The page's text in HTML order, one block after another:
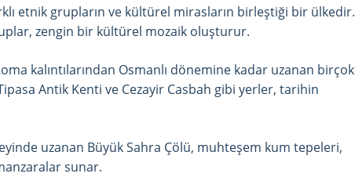
etnik grupların ve kültürel mirasların birleştiği bir ülkedir.
zengin bir kültürel mozaik oluşturur.
kalıntılarından Osmanlı dönemine kadar uzanan birçok
Antik Kenti ve Cezayir Casbah gibi yerler, tarihin
uzanan Büyük Sahra Çölü, muhteşem kum tepeleri,
sunar.